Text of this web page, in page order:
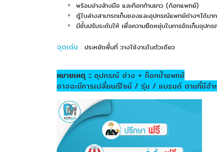
พร้อมอ่างล้างมือ และก๊อกก้านยาว (ก้อกแพทย์)
ตู้ใบล่างสามารถเก็บของและอุปกรณ์แพทย์ต่างๆได้มาก
มีชั้นปรับระดับให้ เพื่อความยืดหยุ่นในการจัดเก็บอุปก
จุดเด่น : ประหยัดพื้นที่ วางใช้งานในตัวเดียว
หมายเหตุ ::อุปกรณ์ อ่าง + ก๊อกน้ำแพทย์
อาจจะมีการเปลี่ยนดีไซน์ / รุ่น / แบรนด์ ตามที่มีจ